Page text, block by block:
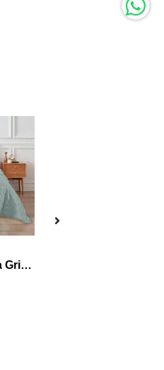
Cubrecama Color Ultra Gris 2.5 P